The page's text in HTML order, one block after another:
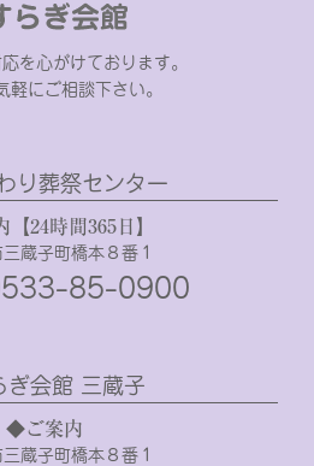
を心がけております。
軽にご相談下さい。
り葬祭センター
24時間365日】
蔵子町橋本８番１
85-0900
ぎ会館 三蔵子
◆ご案内
蔵子町橋本８番１